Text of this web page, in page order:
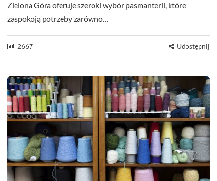
Zielona Góra oferuje szeroki wybór pasmanterii, które
zaspokoją potrzeby zarówno…
2667 Udostępnij